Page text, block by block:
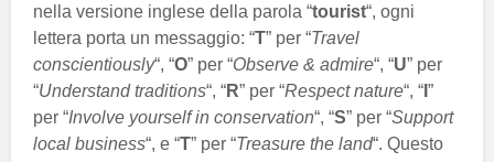
nella versione inglese della parola “tourist“, ogni
lettera porta un messaggio: “T” per “Travel
conscientiously“, “O” per “Observe & admire“, “U” per
“Understand traditions“, “R” per “Respect nature“, “ ”
per “Involve yourself in conservation“, “S” per “Support
local business“, e “T” per “Treasure the land“. Questo